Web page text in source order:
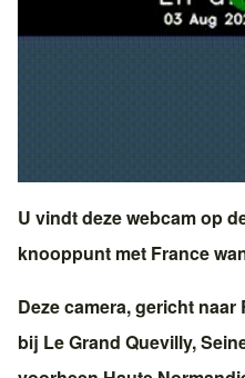
U vindt deze webcam op
knooppunt met France
Deze camera, gericht naar
bij Le Grand Quevilly,